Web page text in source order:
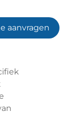
aanvragen